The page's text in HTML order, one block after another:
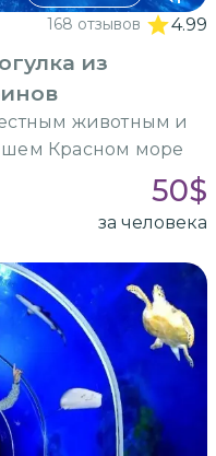
168 отзывов 4.99
из
животным и
Красном море
50$
за человека